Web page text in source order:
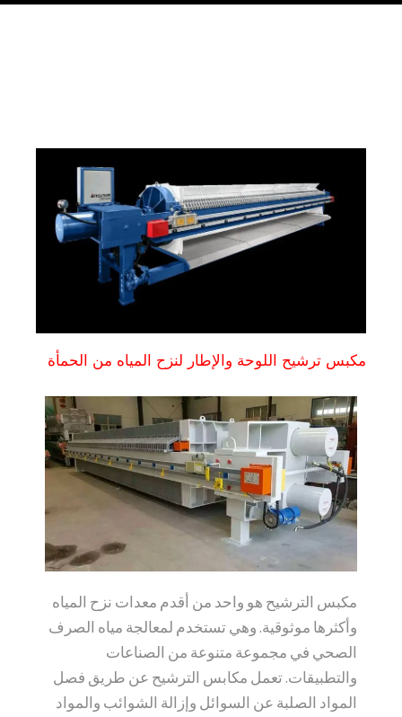
مكبس ترشيح اللوحة والإطار لنزح المياه من الحمأة
مكبس الترشيح هو واحد من أقدم معدات نزح المياه
وأكثرها موثوقية. وهي تستخدم لمعالجة مياه الصرف
الصحي في مجموعة متنوعة من الصناعات
والتطبيقات. تعمل مكابس الترشيح عن طريق فصل
المواد الصلبة عن السوائل وإزالة الشوائب والمواد